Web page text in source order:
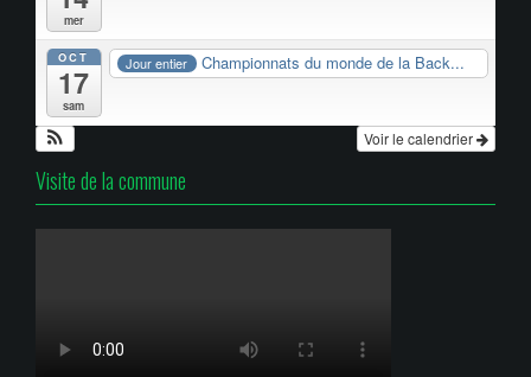
mer
OCT
17
sam
Jour entier Championnats du monde de la Back...
Voir le calendrier
Visite de la commune